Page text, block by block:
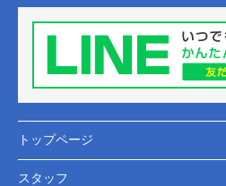
トップページ
スタッフ